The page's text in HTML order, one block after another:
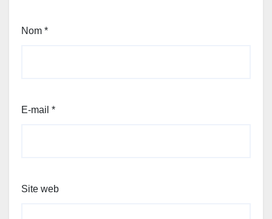
Nom *
E-mail *
Site web